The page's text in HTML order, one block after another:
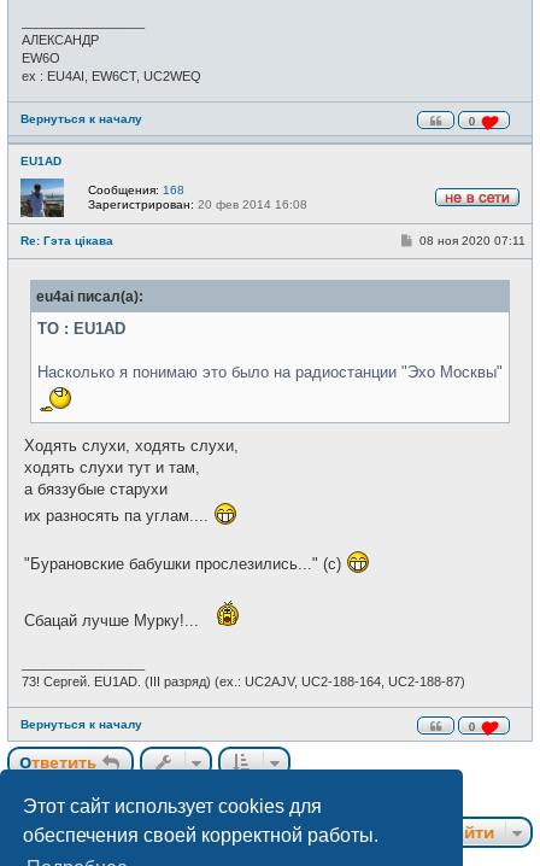
Этот сайт использует cookies для
обеспечения своей корректной работы.
0
АЛЕКСАНДР
EW6O
ex : EU4AI, EW6CT, UC2WEQ
Вернуться к началу
EU1AD
е
в
с
Сообщения: 168
Зарегистрирован: 20 фев 2014 16:08
Re: Гэта цікава
0
С
б
е
08 ноя 2020 07:11
eu4ai писал(а):
TO : EU1AD
Насколько я понимаю это было на радиостанции "Эхо Москвы"
Ходять слухи, ходять слухи,
ходять слухи тут и там,
а бяззубые старухи
их разносять па углам....
"Бурановские бабушки прослезились..." (с)
Сбацай лучше Мурку!...
73! Сергей. EU1AD. (III разряд) (ex.: UC2AJV, UC2-188-164, UC2-188-87)
Вернуться к началу
Ответить
Перейти